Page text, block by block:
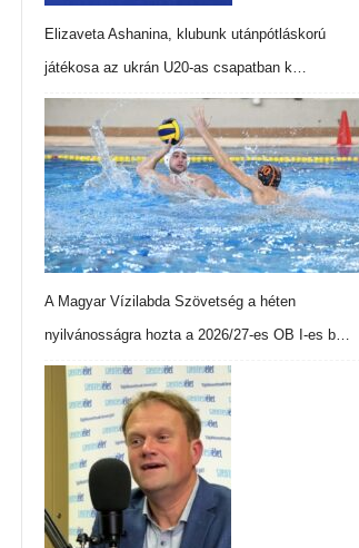
Elizaveta Ashanina, klubunk utánpótláskorú
játékosa az ukrán U20-as csapatban k…
A Magyar Vízilabda Szövetség a héten
nyilvánosságra hozta a 2026/27-es OB I-es b…